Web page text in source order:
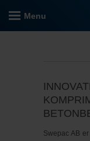
Menu
Swepac AB